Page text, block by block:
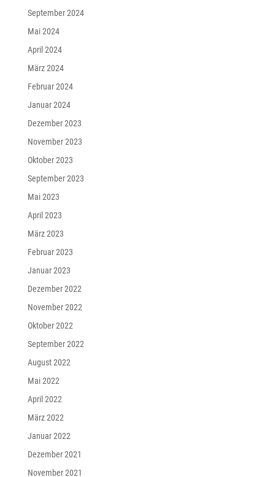
September 2024
Mai 2024
April 2024
März 2024
Februar 2024
Januar 2024
Dezember 2023
November 2023
Oktober 2023
September 2023
Mai 2023
April 2023
März 2023
Februar 2023
Januar 2023
Dezember 2022
November 2022
Oktober 2022
September 2022
August 2022
Mai 2022
April 2022
März 2022
Januar 2022
Dezember 2021
November 2021